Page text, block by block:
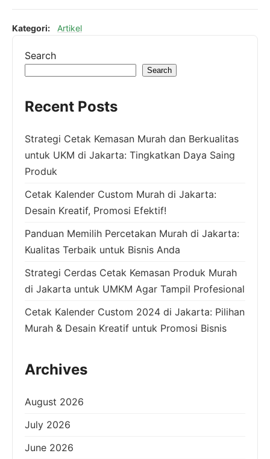
Kategori: Artikel
Search
Search
Recent Posts
Strategi Cetak Kemasan Murah dan Berkualitas
untuk UKM di Jakarta: Tingkatkan Daya Saing
Produk
Cetak Kalender Custom Murah di Jakarta:
Desain Kreatif, Promosi Efektif!
Panduan Memilih Percetakan Murah di Jakarta:
Kualitas Terbaik untuk Bisnis Anda
Strategi Cerdas Cetak Kemasan Produk Murah
di Jakarta untuk UMKM Agar Tampil Profesional
Cetak Kalender Custom 2024 di Jakarta: Pilihan
Murah & Desain Kreatif untuk Promosi Bisnis
Archives
August 2026
July 2026
June 2026